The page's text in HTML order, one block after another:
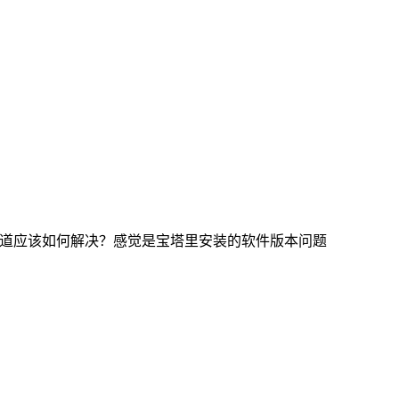
应该如何解决？感觉是宝塔里安装的软件版本问题